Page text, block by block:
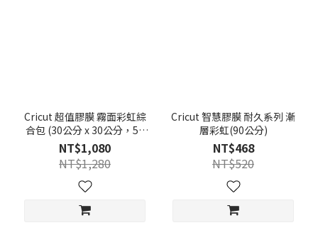
Cricut 超值膠膜 霧面彩虹綜
合包 (30公分 x 30公分，50
張)
NT$1,080
NT$1,280
Cricut 智慧膠膜 耐久系列 漸
層彩虹(90公分)
NT$468
NT$520